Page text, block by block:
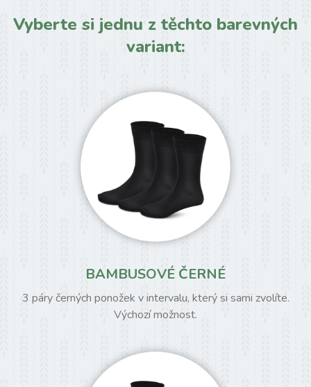
Vyberte si jednu z těchto barevných
variant:
BAMBUSOVÉ ČERNÉ
3 páry černých ponožek v intervalu, který si sami zvolíte.
Výchozí možnost.